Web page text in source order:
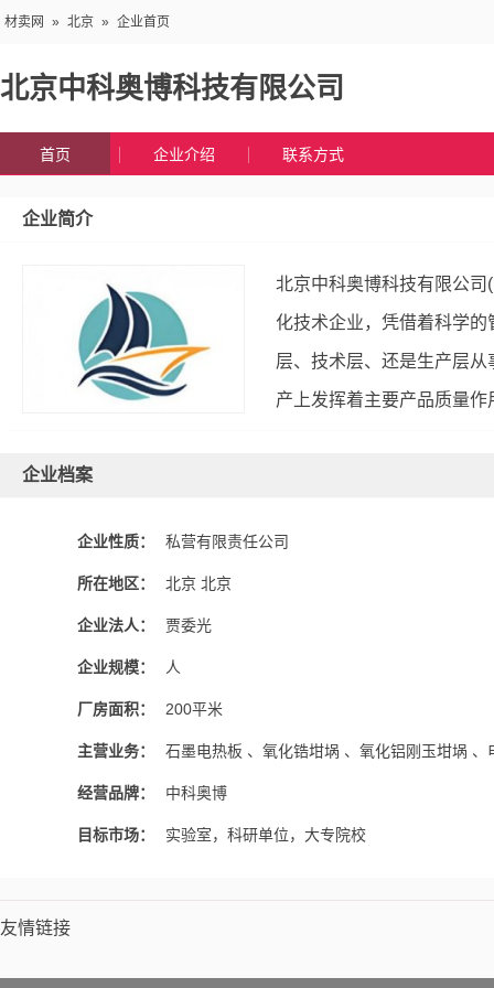
材卖网 » 北京 » 企业首页
北京中科奥博科技有限公司
首页 企业介绍 联系方式
企业简介
北京中科奥博科技有限公
化技术企业，凭借着科学
层、技术层、还是生产层
产上发挥着主要产品质量
企业档案
企业性质： 私营有限责任公司
所在地区： 北京 北京
企业法人： 贾委光
企业规模： 人
厂房面积： 200平米
主营业务： 石墨电热板 、氧化锆坩埚 、氧化铝刚玉坩埚
经营品牌： 中科奥博
目标市场： 实验室，科研单位，大专院校
友情链接